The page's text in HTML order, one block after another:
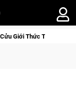
Săn DJI Osmo Pocket 3